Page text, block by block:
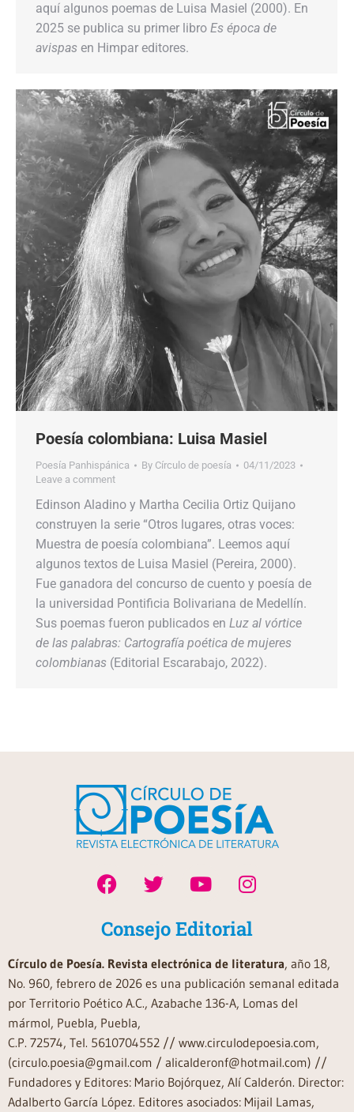
aquí algunos poemas de Luisa Masiel (2000). En
2025 se publica su primer libro Es época de
avispas en Himpar editores.
Poesía colombiana: Luisa Masiel
Poesía Panhispánica By Círculo de poesía
04/11/2023
Leave a comment
Edinson Aladino y Martha Cecilia Ortiz Quijano
construyen la serie “Otros lugares, otras voces:
Muestra de poesía colombiana”. Leemos aquí
algunos textos de Luisa Masiel (Pereira, 2000).
Fue ganadora del concurso de cuento y poesía de
la universidad Pontificia Bolivariana de Medellín.
Sus poemas fueron publicados en Luz al vórtice
de las palabras: Cartografía poética de mujeres
colombianas (Editorial Escarabajo, 2022).
Consejo Editorial
Círculo de Poesía. Revista electrónica de literatura, año 18,
No. 960, febrero de 2026 es una publicación semanal editada
por Territorio Poético A.C., Azabache 136-A, Lomas del
mármol, Puebla, Puebla,
C.P. 72574, Tel. 5610704552 // www.circulodepoesia.com,
(circulo.poesia@gmail.com / alicalderonf@hotmail.com) //
Fundadores y Editores: Mario Bojórquez, Alí Calderón. Director:
Adalberto García López. Editores asociados: Mijail Lamas,